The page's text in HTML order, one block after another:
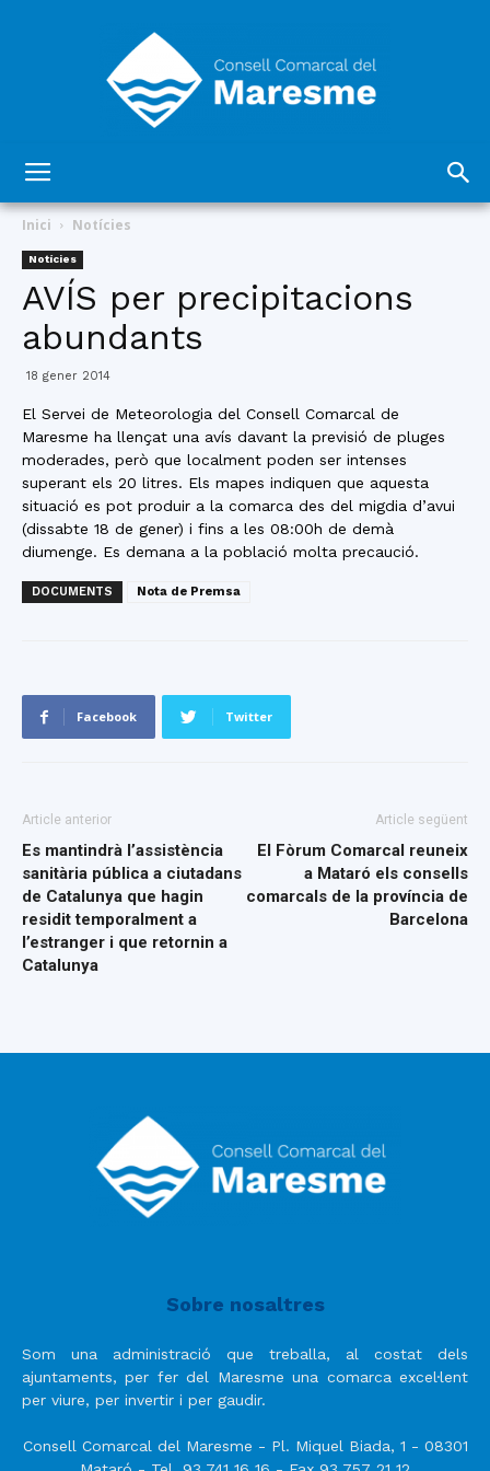
Comarcal
Maresme
Inici Notícies
Notícies
AVÍS per precipitacions
abundants
18 gener 2014
El Servei de Meteorologia del Consell Comarcal de
Maresme ha llençat una avís davant la previsió de pluges
moderades, però que localment poden ser intenses
superant els 20 litres. Els mapes indiquen que aquesta
situació es pot produir a la comarca des del migdia d’avui
(dissabte 18 de gener) i fins a les 08:00h de demà
diumenge. Es demana a la població molta precaució.
DOCUMENTS Nota de Premsa
Facebook Twitter
Article anterior
Es mantindrà l’assistència
sanitària pública a ciutadans
de Catalunya que hagin
residit temporalment a
l’estranger i que retornin a
Catalunya
Article següent
El Fòrum Comarcal reuneix
a Mataró els consells
comarcals de la província de
Barcelona
Sobre nosaltres
Som una administració que treballa, al costat dels
ajuntaments, per fer del Maresme una comarca excel·lent
per viure, per invertir i per gaudir.
Consell Comarcal del Maresme - Pl. Miquel Biada, 1 - 08301